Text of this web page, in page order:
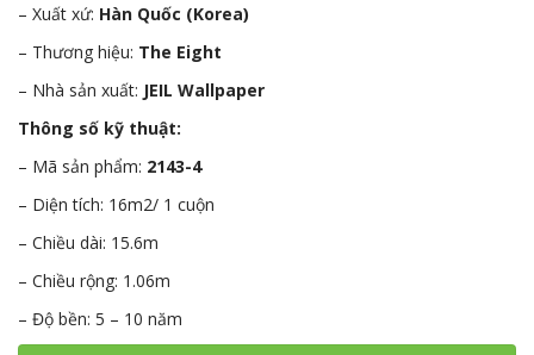
– Xuất xứ: Hàn Quốc (Korea)
– Thương hiệu: The Eight
– Nhà sản xuất: JEIL Wallpaper
Thông số kỹ thuật:
– Mã sản phẩm: 2143-4
– Diện tích: 16m2/ 1 cuộn
– Chiều dài: 15.6m
– Chiều rộng: 1.06m
– Độ bền: 5 – 10 năm